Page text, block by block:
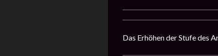
Das Erhöhen der Stufe des